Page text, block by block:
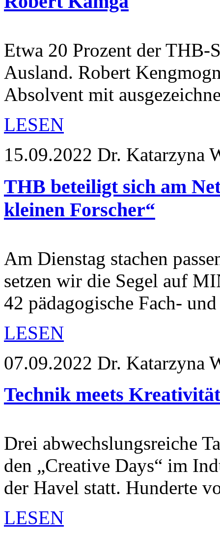
Etwa 20 Prozent der THB-
Ausland. Robert
Absolvent mit
LESEN
15.09.2022 Dr. Katarzyna
THB beteiligt sich am
kleinen Forscher“
Am Dienstag stachen
setzen wir die Segel auf
42 pädagogische Fach-
LESEN
07.09.2022 Dr. Katarzyna
Technik meets
Drei abwechslungsreiche
den „Creative Days“ im
der Havel statt. Hunderte
LESEN